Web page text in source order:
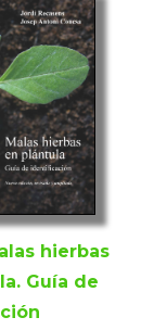
hierbas
Guía de